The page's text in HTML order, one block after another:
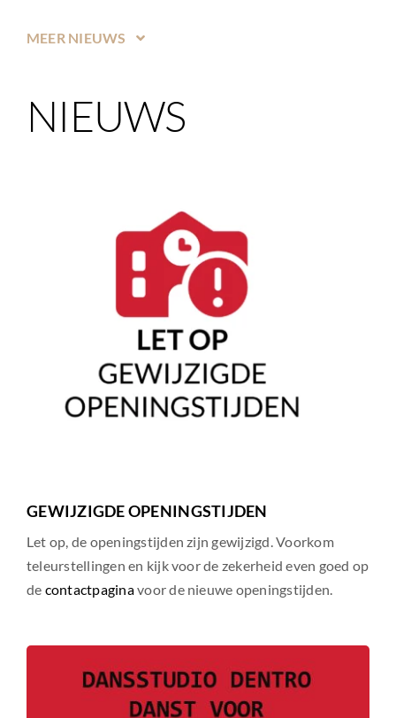
MEER NIEUWS
NIEUWS
GEWIJZIGDE OPENINGSTIJDEN
Let op, de openingstijden zijn gewijzigd. Voorkom
teleurstellingen en kijk voor de zekerheid even goed op
de contactpaginavoor de nieuwe openingstijden.